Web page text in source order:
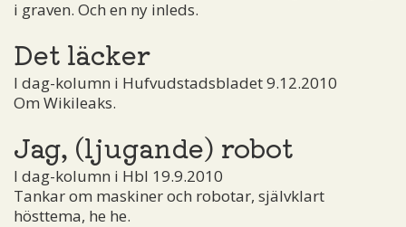
i graven. Och en ny inleds.
Det läcker
I dag-kolumn i Hufvudstadsbladet 9.12.2010
Om Wikileaks.
Jag, (ljugande) robot
I dag-kolumn i Hbl 19.9.2010
Tankar om maskiner och robotar, självklart
hösttema, he he.